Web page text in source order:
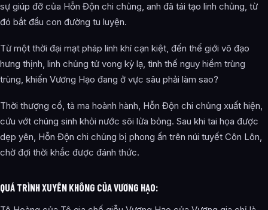
sự giúp đỡ của Hỗn Độn chi chủng, anh đã tái tạo linh chủng, từ
đó bắt đầu con đường tu luyện.
Từ một thời đại mạt pháp linh khí cạn kiệt, đến thế giới võ đạo
hưng thịnh, linh chủng tử vong kỳ lạ, tình thế nguy hiểm trùng
trùng, khiến Vương Hạo đang ở vực sâu phải làm sao?
Thời thượng cổ, tà ma hoành hành, Hỗn Độn chi chủng xuất hiện,
cứu vớt chúng sinh khỏi nước sôi lửa bỏng. Sau khi tai họa được
dẹp yên, Hỗn Độn chi chủng bị phong ấn trên núi tuyết Côn Lôn,
chờ đợi thời khắc được đánh thức.
QUÁ TRÌNH XUYÊN KHÔNG CỦA VƯƠNG HẠO: